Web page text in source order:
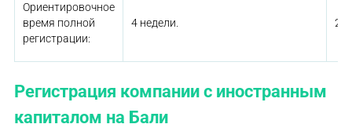
Ориентировочное
время полной
регистрации:
4 недели. 2
Регистрация компании с иностранным
капиталом на Бали